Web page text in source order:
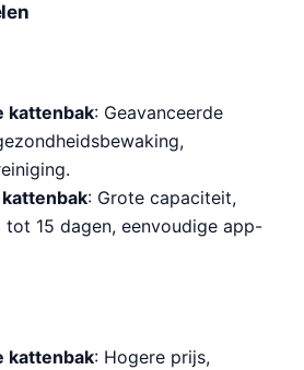
kattenbak: Geavanceerde
: Grote capaciteit,
tot 15 dagen, eenvoudige app-
kattenbak: Hogere prijs,